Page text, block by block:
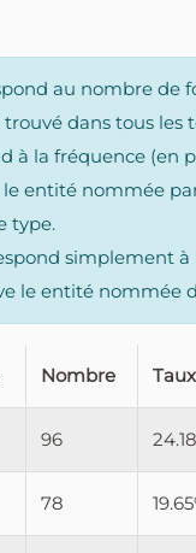
au nombre de
dans tous les
à la fréquence (en
entité nommée
type.
simplement
le entité nommée
Nombre Taux
96
78